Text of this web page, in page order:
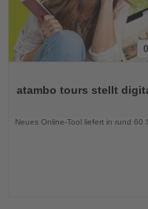
die
atambo tours stellt
Neues Online-Tool liefert in rund